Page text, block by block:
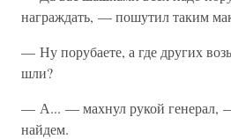
награждать, — пошутил таким
— Ну порубаете, а где других
шли?
— А... — махнул рукой генерал,
найдем.